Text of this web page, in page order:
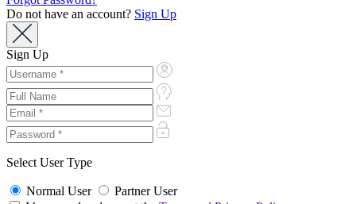
Do not have an account? Sign Up
Sign Up
Select User Type
Normal User
Partner User